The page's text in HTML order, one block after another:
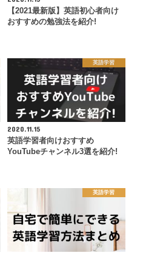
【2021最新版】英語初心者向け
おすすめの勉強法を紹介!
英語学習
2020.11.15
英語学習者向けおすすめ
YouTubeチャンネル3選を紹介!
英語学習